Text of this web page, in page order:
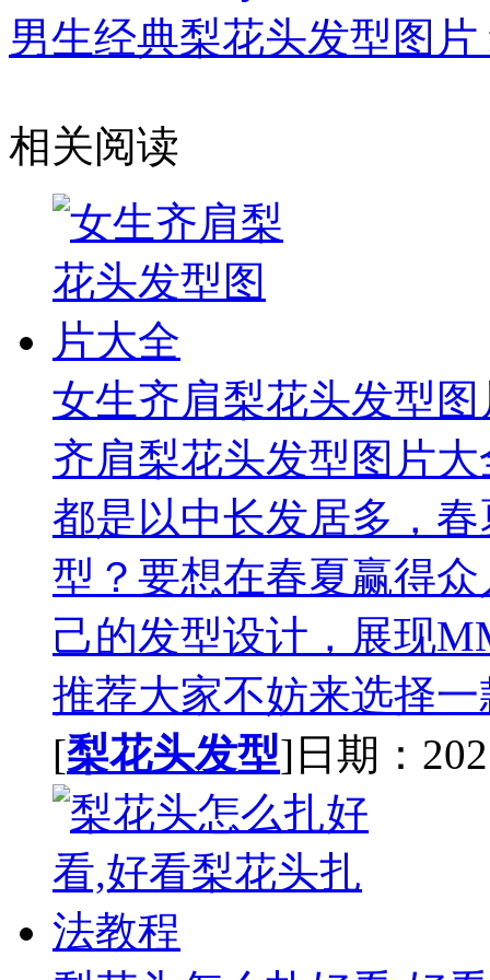
男生经典梨花头发型图
相关阅读
女生齐肩梨花头发型
齐肩梨花头发型图片
都是以中长发居多，
型？要想在春夏赢得
己的发型设计，展现
推荐大家不妨来选择一
[梨花头发型]日期：